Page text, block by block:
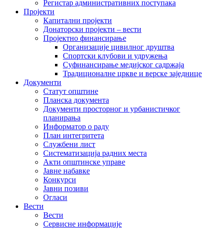
Регистар административних поступака
Пројекти
Капитални пројекти
Донаторски пројекти – вести
Пројектно финансирање
Организације цивилног друштва
Спортски клубови и удружења
Суфинансирање медијског садржаја
Традиционалне цркве и верске заједнице
Документи
Статут општине
Планска документа
Документи просторног и урбанистичког
планирања
Информатор о раду
План интегритета
Службени лист
Систематизација радних места
Акти општинске управе
Јавне набавке
Конкурси
Јавни позиви
Огласи
Вести
Вести
Сервисне информације